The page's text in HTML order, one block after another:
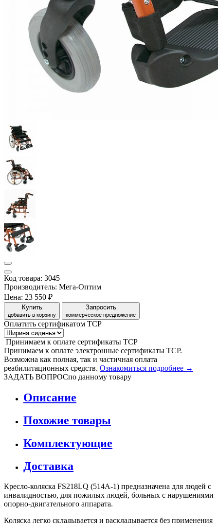
Код товара: 3045
Производитель: Мега-Оптим
Цена: 23 550 ₽
Купить
добавить в корзину
Запросить
коммерческое предложение
Оплатить сертификатом ТСР
Принимаем к оплате сертификаты ТСР
Принимаем к оплате электронные сертификаты ТСР.
Возможна как полная, так и частичная оплата
реабилитационных средств. Ознакомиться подробнее →
ЗАДАТЬ ВОПРОСпо данному товару
Описание
Похожие товары
Комплектующие
Доставка
Кресло-коляска FS218LQ (514A-1) предназначена для людей с
инвалидностью, для пожилых людей, больных с нарушениями
опорно-двигательного аппарата.
Коляска легко складывается и раскладывается без применения